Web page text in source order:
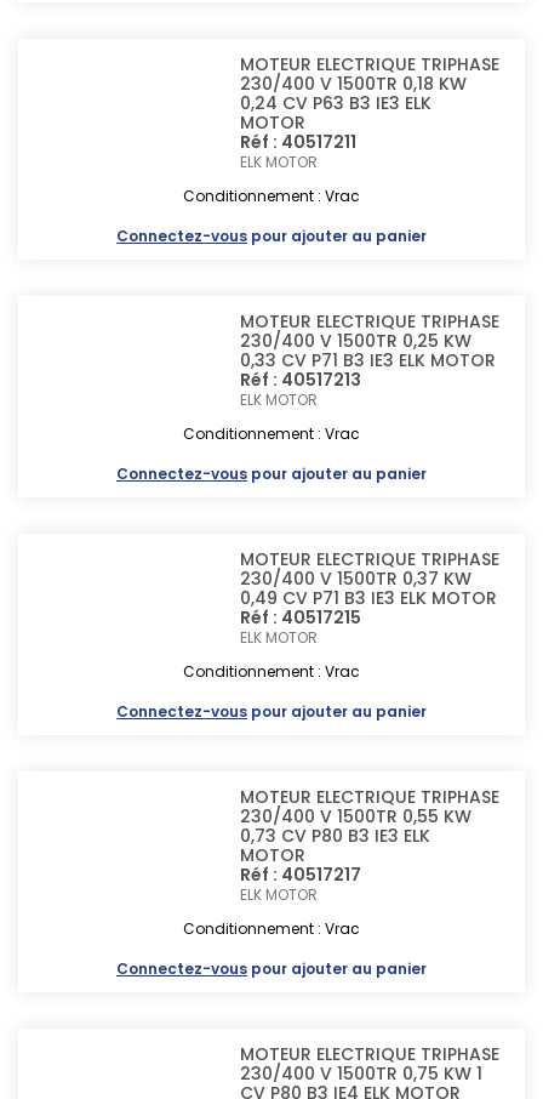
MOTEUR ELECTRIQUE TRIPHASE
230/400 V 1500TR 0,18 KW
0,24 CV P63 B3 IE3 ELK
MOTOR
Réf : 40517211
ELK MOTOR
Conditionnement : Vrac
Connectez-vous pour ajouter au panier
MOTEUR ELECTRIQUE TRIPHASE
230/400 V 1500TR 0,25 KW
0,33 CV P71 B3 IE3 ELK MOTOR
Réf : 40517213
ELK MOTOR
Conditionnement : Vrac
Connectez-vous pour ajouter au panier
MOTEUR ELECTRIQUE TRIPHASE
230/400 V 1500TR 0,37 KW
0,49 CV P71 B3 IE3 ELK MOTOR
Réf : 40517215
ELK MOTOR
Conditionnement : Vrac
Connectez-vous pour ajouter au panier
MOTEUR ELECTRIQUE TRIPHASE
230/400 V 1500TR 0,55 KW
0,73 CV P80 B3 IE3 ELK
MOTOR
Réf : 40517217
ELK MOTOR
Conditionnement : Vrac
Connectez-vous pour ajouter au panier
MOTEUR ELECTRIQUE TRIPHASE
230/400 V 1500TR 0,75 KW 1
CV P80 B3 IE4 ELK MOTOR